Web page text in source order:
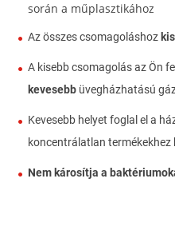
során a műplasztikához
Az összes csomagoláshoz
A kisebb csomagolás az Ön
kevesebb üvegházhatású
Kevesebb helyet foglal el a
koncentrálatlan termékekhez
Nem károsítja a